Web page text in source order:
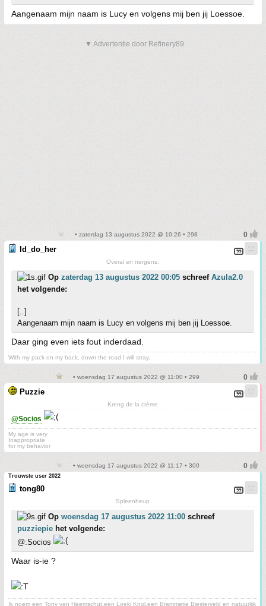
Aangenaam mijn naam is Lucy en volgens mij ben jij Loessoe.
▼ Advertentie door Refinery89
• zaterdag 13 augustus 2022 @ 10:26 • 298
Id_do_her
Overal en nergens.
Op zaterdag 13 augustus 2022 00:05 schreef Azula2.0
het volgende:
[..]
Aangenaam mijn naam is Lucy en volgens mij ben jij Loessoe.
Daar ging even iets fout inderdaad.
With my pack on my back, down the road I will stray.
• woensdag 17 augustus 2022 @ 11:00 • 299
Puzzie
Kreng de la crème
@Socios
My age is very
Inappropriate
for my behavior
• woensdag 17 augustus 2022 @ 11:17 • 300
Trouwste user 2022
tong80
Spleenheup
Op woensdag 17 augustus 2022 11:00 schreef
puzziepie het volgende:
@:Socios
Waar is-ie ?
Ik noem een Tony van Heemschut,een Loeki Knol,een Brammetje Biesterveld en natuurlijk